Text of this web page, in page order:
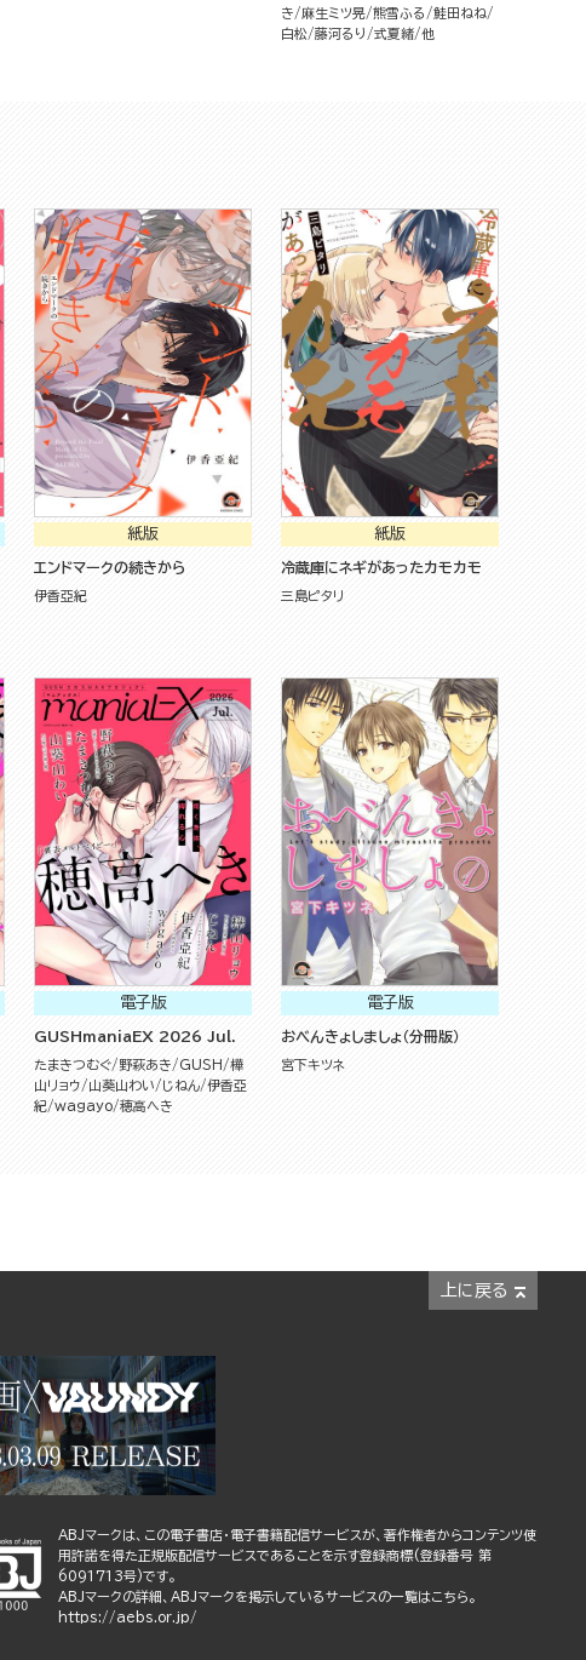
き
麻生ミツ晃 熊雪ふる
鮭田ねね
白松 藤河るり 式夏緒 他
紙版
エンドマークの続きから
伊香亞紀
紙版
冷蔵庫にネギがあったカモカモ
三島ピタリ
電子版
GUSHmaniaEX 2026 Jul.
たまきつむぐ 野萩あき GUSH
樺
山リョウ
山葵山わい じねん 伊香亞
紀
wagayo 穂高へき
電子版
おべんきょしましょ（分冊版）
宮下キツネ
上に戻る
ABJマークは、この電子書店・電子書籍配信サービスが、著作権者からコンテンツ使
用許諾を得た正規版配信サービスであることを示す登録商標(登録番号 第
6091713号)です。
ABJマークの詳細、ABJマークを掲示しているサービスの一覧はこちら。
https://aebs.or.jp/